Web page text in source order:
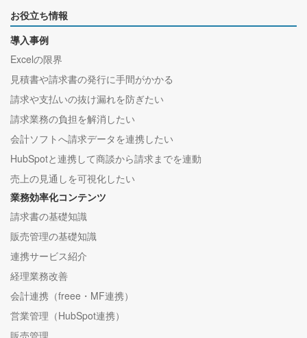
お役立ち情報
導入事例
Excelの限界
見積書や請求書の発行に手間がかかる
請求や支払いの抜け漏れを防ぎたい
請求業務の負担を解消したい
会計ソフトへ請求データを連携したい
HubSpotと連携して商談から請求までを連動
売上の見通しを可視化したい
業務効率化コンテンツ
請求書の基礎知識
販売管理の基礎知識
連携サービス紹介
経理業務改善
会計連携（freee・MF連携）
営業管理（HubSpot連携）